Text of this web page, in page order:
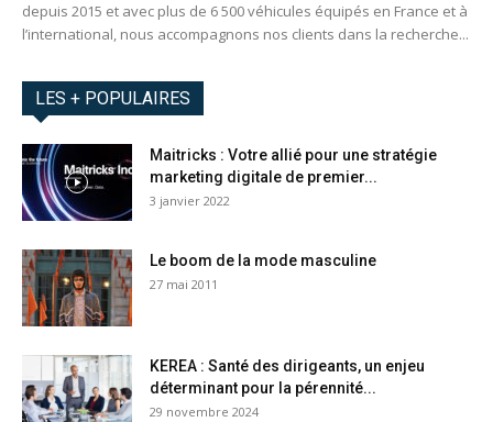
depuis 2015 et avec plus de 6 500 véhicules équipés en France et à
l’international, nous accompagnons nos clients dans la recherche...
LES + POPULAIRES
Maitricks : Votre allié pour une stratégie
marketing digitale de premier...
3 janvier 2022
Le boom de la mode masculine
27 mai 2011
KEREA : Santé des dirigeants, un enjeu
déterminant pour la pérennité...
29 novembre 2024